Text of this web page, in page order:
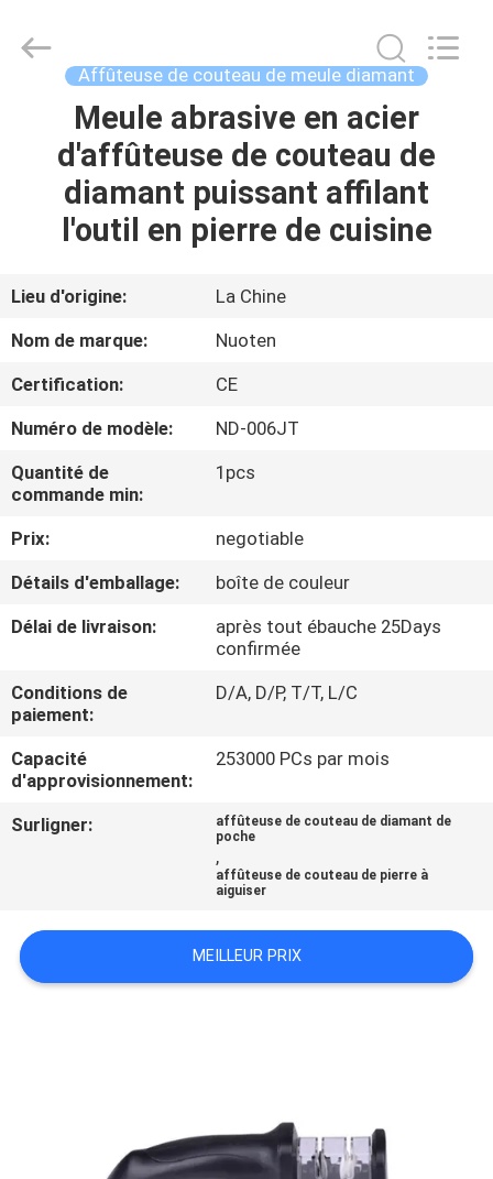
MAISON
VIDÉOS
À
PROPOS
DE
VISITE
DE
CONTRÔLE
DE
QUALITÉ
CONTACTER
Electric
Appliance
Affûteuse de couteau de meule diamant
Meule abrasive en acier
d'affûteuse de couteau de
diamant puissant affilant
l'outil en pierre de cuisine
Lieu d'origine:
La Chine
Nom de marque:
Nuoten
Certification:
CE
Numéro de modèle:
ND-006JT
Quantité de
commande min:
1pcs
Prix:
negotiable
Détails d'emballage:
boîte de couleur
Délai de livraison:
après tout ébauche 25Days
confirmée
Conditions de
paiement:
D/A, D/P, T/T, L/C
Capacité
d'approvisionnement:
253000 PCs par mois
Surligner:
affûteuse de couteau de diamant de
poche
,
affûteuse de couteau de pierre à
aiguiser
MEILLEUR PRIX